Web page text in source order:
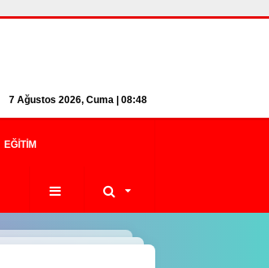
7 Ağustos 2026, Cuma | 08:48
EĞITIM